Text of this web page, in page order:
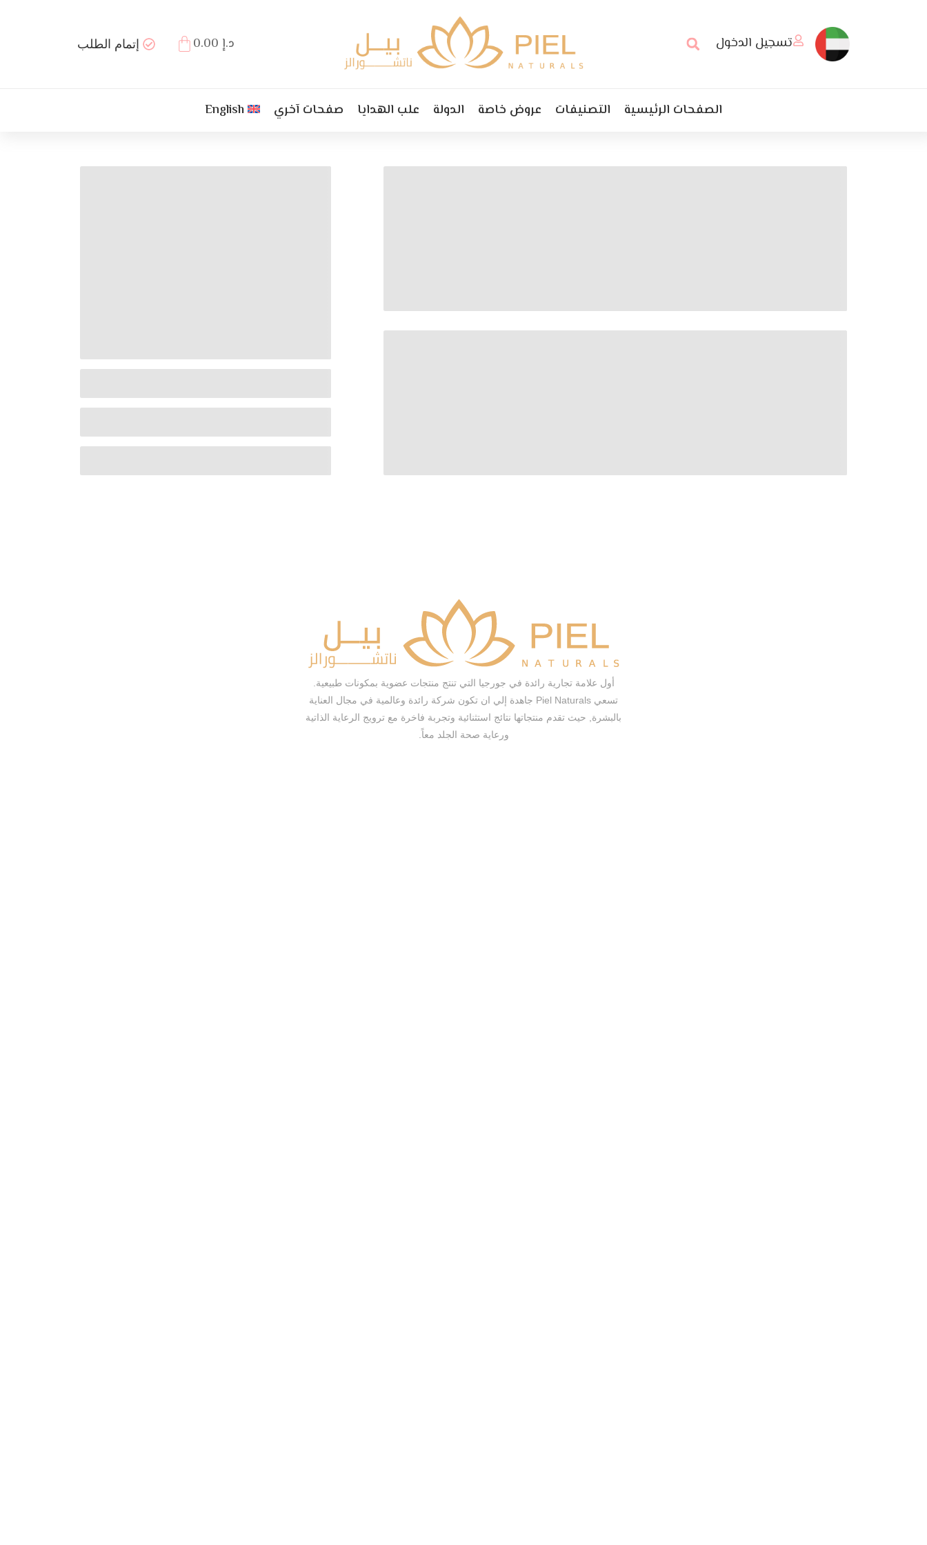
تسجيل الدخول د.إ إتمام الطلب
الصفحات الرئيسية التصنيفات عروض خاصة الدولة علب الهدايا صفحات آخري English
أول علامة تجارية رائدة في جورجيا التي تنتج منتجات عضوية بمكونات طبيعية.
تسعي Piel Naturals جاهدة إلي ان تكون شركة رائدة وعالمية في مجال العناية
بالبشرة, حيث تقدم منتجاتها نتائج استثنائية وتجربة فاخرة مع ترويج الرعاية الذاتية
ورعاية صحة الجلد معاً.